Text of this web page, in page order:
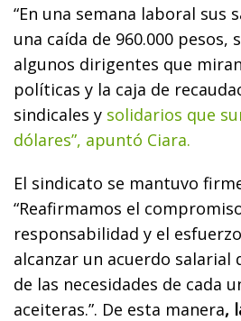
“En una semana laboral sus
una caída de 960.000 pesos,
algunos dirigentes que
políticas y la caja de
sindicales y solidarios que
dólares”, apuntó Ciara.
El sindicato se mantuvo
“Reafirmamos el
responsabilidad y el
alcanzar un acuerdo salarial
de las necesidades de cada
aceiteras.”. De esta manera,